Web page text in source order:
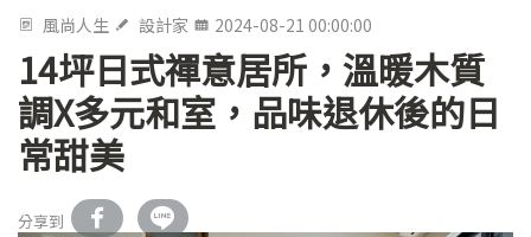
風尚人生 設計家 2024-08-21 00:00:00
14坪日式禪意居所，溫暖木質
調X多元和室，品味退休後的日
常甜美
分享到